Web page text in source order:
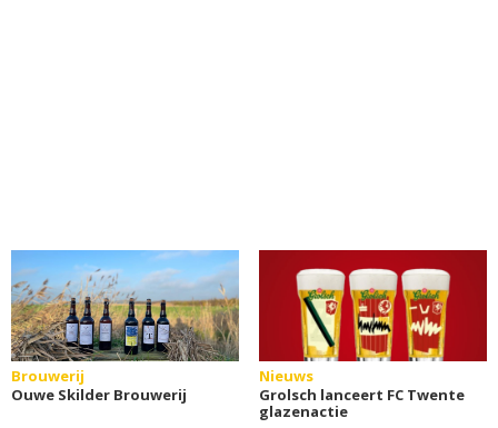
Brouwerij
Ouwe Skilder Brouwerij
Nieuws
Grolsch lanceert FC Twente
glazenactie